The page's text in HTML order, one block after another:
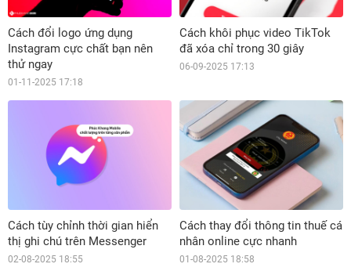
Cách đổi logo ứng dụng
Instagram cực chất bạn nên
thử ngay
01-11-2025 17:18
Cách khôi phục video TikTok
đã xóa chỉ trong 30 giây
06-09-2025 17:13
Cách tùy chỉnh thời gian hiển
thị ghi chú trên Messenger
02-08-2025 18:55
Cách thay đổi thông tin thuế cá
nhân online cực nhanh
01-08-2025 18:58